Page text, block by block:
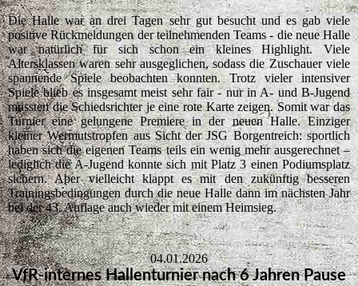
Die Halle war an drei Tagen sehr gut besucht und es gab viele
positive Rückmeldungen der teilnehmenden Teams - die neue Halle
war natürlich für sich schon ein kleines Highlight. Viele
Altersklassen waren sehr ausgeglichen, sodass die Zuschauer viele
spannende Spiele beobachten konnten. Trotz vieler intensiver
Spiele blieb es insgesamt meist sehr fair - nur in A- und B-Jugend
mussten die Schiedsrichter je eine rote Karte zeigen. Somit war das
Turnier eine gelungene Premiere in der neuen Halle. Einziger
kleiner Wermutstropfen aus Sicht der JSG Borgentreich: sportlich
haben sich die eigenen Teams teils ein wenig mehr ausgerechnet –
lediglich die A-Jugend konnte sich mit Platz 3 einen Podiumsplatz
sichern. Aber vielleicht klappt es mit den zukünftig besseren
Trainingsbedingungen durch die neue Halle dann im nächsten Jahr
bei der 43. Auflage auch wieder mit einem Heimsieg.
04.01.2026
VfR-internes Hallenturnier nach 6 Jahren Pause